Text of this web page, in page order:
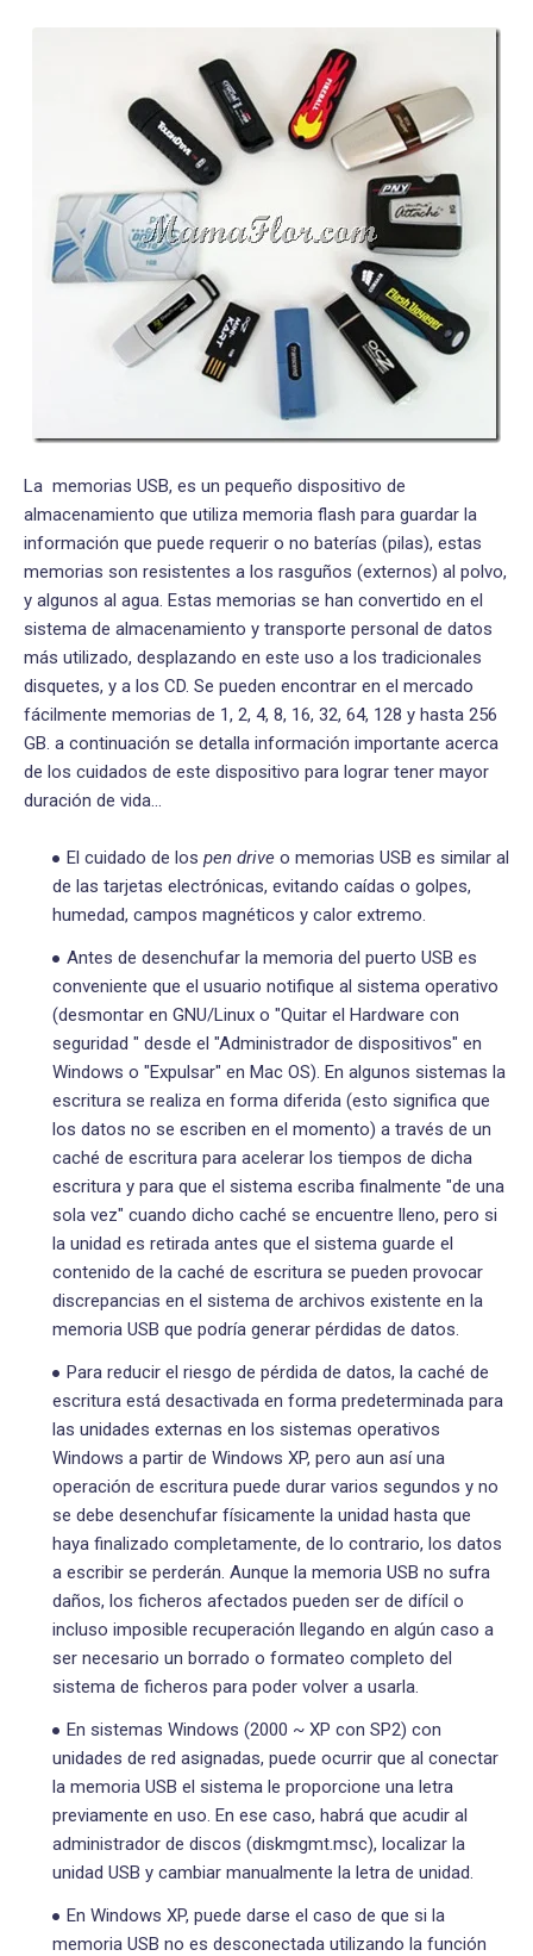
La memorias USB, es un pequeño dispositivo de
almacenamiento que utiliza memoria flash para guardar la
información que puede requerir o no baterías (pilas), estas
memorias son resistentes a los rasguños (externos) al polvo,
y algunos al agua. Estas memorias se han convertido en el
sistema de almacenamiento y transporte personal de datos
más utilizado, desplazando en este uso a los tradicionales
disquetes, y a los CD. Se pueden encontrar en el mercado
fácilmente memorias de 1, 2, 4, 8, 16, 32, 64, 128 y hasta 256
GB. a continuación se detalla información importante acerca
de los cuidados de este dispositivo para lograr tener mayor
duración de vida…
El cuidado de los pen drive o memorias USB es similar al
de las tarjetas electrónicas, evitando caídas o golpes,
humedad, campos magnéticos y calor extremo.
Antes de desenchufar la memoria del puerto USB es
conveniente que el usuario notifique al sistema operativo
(desmontar en GNU/Linux o "Quitar el Hardware con
seguridad " desde el "Administrador de dispositivos" en
Windows o "Expulsar" en Mac OS). En algunos sistemas la
escritura se realiza en forma diferida (esto significa que
los datos no se escriben en el momento) a través de un
caché de escritura para acelerar los tiempos de dicha
escritura y para que el sistema escriba finalmente "de una
sola vez" cuando dicho caché se encuentre lleno, pero si
la unidad es retirada antes que el sistema guarde el
contenido de la caché de escritura se pueden provocar
discrepancias en el sistema de archivos existente en la
memoria USB que podría generar pérdidas de datos.
Para reducir el riesgo de pérdida de datos, la caché de
escritura está desactivada en forma predeterminada para
las unidades externas en los sistemas operativos
Windows a partir de Windows XP, pero aun así una
operación de escritura puede durar varios segundos y no
se debe desenchufar físicamente la unidad hasta que
haya finalizado completamente, de lo contrario, los datos
a escribir se perderán. Aunque la memoria USB no sufra
daños, los ficheros afectados pueden ser de difícil o
incluso imposible recuperación llegando en algún caso a
ser necesario un borrado o formateo completo del
sistema de ficheros para poder volver a usarla.
En sistemas Windows (2000 ~ XP con SP2) con
unidades de red asignadas, puede ocurrir que al conectar
la memoria USB el sistema le proporcione una letra
previamente en uso. En ese caso, habrá que acudir al
administrador de discos (diskmgmt.msc), localizar la
unidad USB y cambiar manualmente la letra de unidad.
En Windows XP, puede darse el caso de que si la
memoria USB no es desconectada utilizando la función